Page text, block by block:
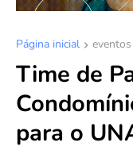
Página inicial eventos
Time de
para o